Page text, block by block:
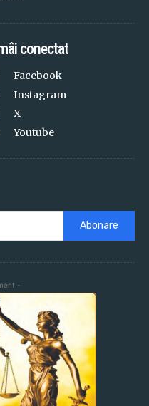
conectat
Facebook
Instagram
X
Youtube
Abonare
-